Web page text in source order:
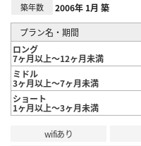
築年数 2006年 1月 築
プラン名・期間
ロング
7ヶ月以上～12ヶ月未満
ミドル
3ヶ月以上～7ヶ月未満
ショート
1ヶ月以上～3ヶ月未満
wifiあり